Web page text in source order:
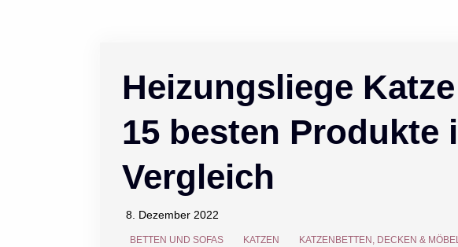
Heizungsliege
15 besten Produkte
Vergleich
8. Dezember 2022
BETTEN UND SOFAS KATZEN KATZENBETTEN, DECKEN &